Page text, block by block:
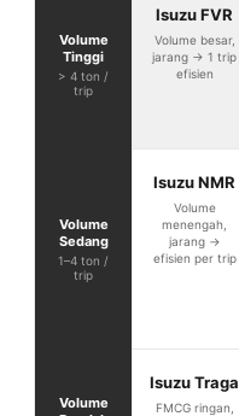
Volume
Tinggi
> 4 ton /
trip
Isuzu FVR
Volume besar,
jarang → 1 trip
efisien
Volume
Sedang
1–4 ton /
trip
Isuzu NMR
Volume
menengah,
jarang →
efisien per trip
Volume
Isuzu Traga
FMCG ringan,